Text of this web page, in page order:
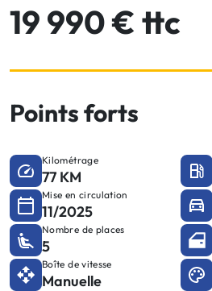
19 990 € ttc
Points forts
Kilométrage
77 KM
Mise en circulation
11/2025
Nombre de places
5
Boîte de vitesse
Manuelle